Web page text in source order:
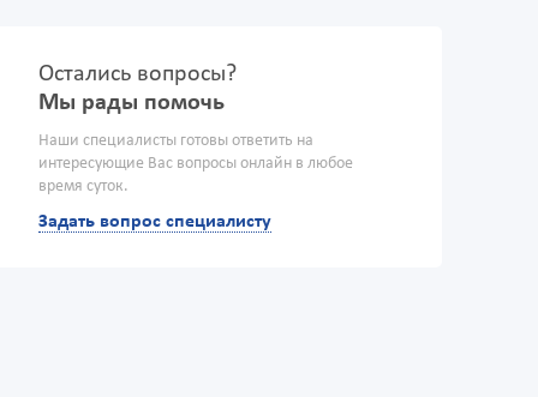
Остались вопросы?
Мы рады помочь
Наши специалисты готовы ответить на
интересующие Вас вопросы онлайн в любое
время суток.
Задать вопрос специалисту